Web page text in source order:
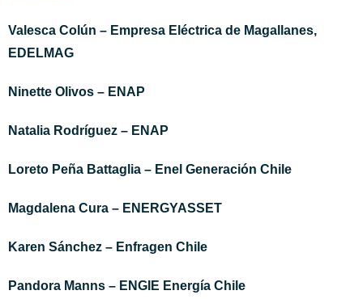
Valesca Colún – Empresa Eléctrica de Magallanes,
EDELMAG
Ninette Olivos – ENAP
Natalia Rodríguez – ENAP
Loreto Peña Battaglia – Enel Generación Chile
Magdalena Cura – ENERGYASSET
Karen Sánchez – Enfragen Chile
Pandora Manns – ENGIE Energía Chile